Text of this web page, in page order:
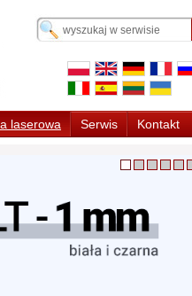
laserowa Serwis Kontakt